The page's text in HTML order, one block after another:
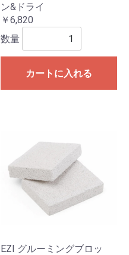
ン&ドライ
￥6,820
数量
カートに入れる
EZI グルーミングブロッ